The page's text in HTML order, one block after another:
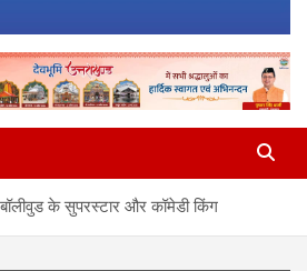
बॉलीवुड के सुपरस्टार और कॉमेडी किंग